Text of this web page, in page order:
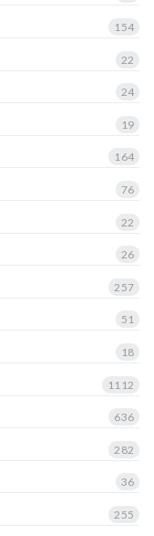
154
22
24
19
164
76
22
26
257
51
18
1112
636
282
36
255